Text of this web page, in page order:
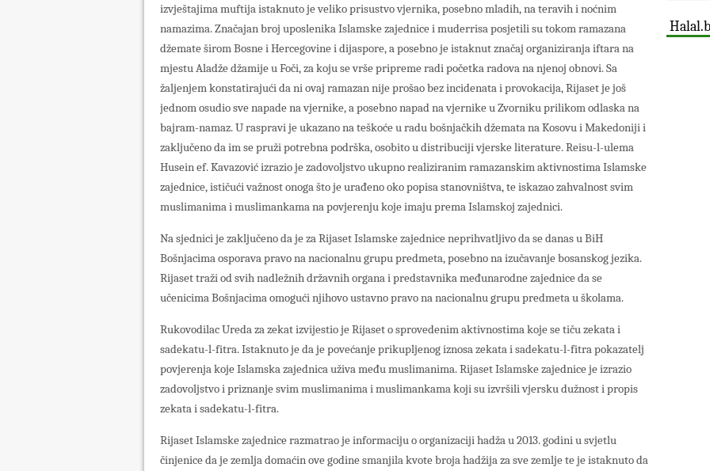
izvještajima muftija istaknuto je veliko prisustvo vjernika, posebno mladih, na teravih i noćnim
namazima. Značajan broj uposlenika Islamske zajednice i muderrisa posjetili su tokom ramazana
džemate širom Bosne i Hercegovine i dijaspore, a posebno je istaknut značaj organiziranja iftara na
mjestu Aladže džamije u Foči, za koju se vrše pripreme radi početka radova na njenoj obnovi. Sa
žaljenjem konstatirajući da ni ovaj ramazan nije prošao bez incidenata i provokacija, Rijaset je još
jednom osudio sve napade na vjernike, a posebno napad na vjernike u Zvorniku prilikom odlaska na
bajram-namaz. U raspravi je ukazano na teškoće u radu bošnjačkih džemata na Kosovu i Makedoniji i
zaključeno da im se pruži potrebna podrška, osobito u distribuciji vjerske literature. Reisu-l-ulema
Husein ef. Kavazović izrazio je zadovoljstvo ukupno realiziranim ramazanskim aktivnostima Islamske
zajednice, ističući važnost onoga što je urađeno oko popisa stanovništva, te iskazao zahvalnost svim
muslimanima i muslimankama na povjerenju koje imaju prema Islamskoj zajednici.
Na sjednici je zaključeno da je za Rijaset Islamske zajednice neprihvatljivo da se danas u BiH
Bošnjacima osporava pravo na nacionalnu grupu predmeta, posebno na izučavanje bosanskog jezika.
Rijaset traži od svih nadležnih državnih organa i predstavnika međunarodne zajednice da se
učenicima Bošnjacima omogući njihovo ustavno pravo na nacionalnu grupu predmeta u školama.
Rukovodilac Ureda za zekat izvijestio je Rijaset o sprovedenim aktivnostima koje se tiču zekata i
sadekatu-l-fitra. Istaknuto je da je povećanje prikupljenog iznosa zekata i sadekatu-l-fitra pokazatelj
povjerenja koje Islamska zajednica uživa među muslimanima. Rijaset Islamske zajednice je izrazio
zadovoljstvo i priznanje svim muslimanima i muslimankama koji su izvršili vjersku dužnost i propis
zekata i sadekatu-l-fitra.
Rijaset Islamske zajednice razmatrao je informaciju o organizaciji hadža u 2013. godini u svjetlu
činjenice da je zemlja domaćin ove godine smanjila kvote broja hadžija za sve zemlje te je istaknuto da